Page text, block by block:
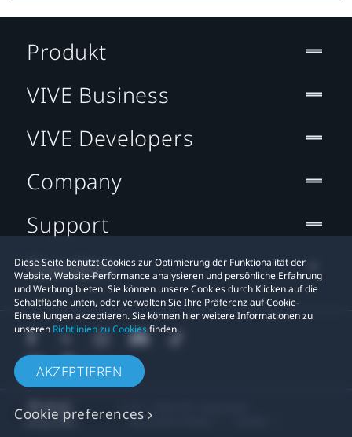
Diese Seite benutzt Cookies zur Optimierung der Funktionalität der
Website, Website-Performance analysieren und persönliche Erfahrung
und Werbung bieten. Sie können unsere Cookies durch Klicken auf die
Schaltfläche unten, oder verwalten Sie Ihre Präferenz auf Cookie-
Einstellungen akzeptieren. Sie können hier weitere Informationen zu
unseren Richtlinien zu Cookiesfinden.
AKZEPTIEREN
Cookie preferences
Produkt
VIVE Business
VIVE Developers
Company
Support
Standort
Rechtlicher Hinweis